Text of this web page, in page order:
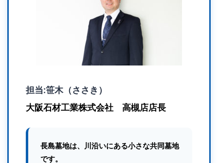
担当:笹木（ささき）
大阪石材工業株式会社 高槻店店長
長島墓地は、川沿いにある小さな共同墓地
です。